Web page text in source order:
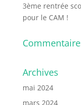
3ème rentrée
pour le CAM !
Archives
mai 2024
mars 2024